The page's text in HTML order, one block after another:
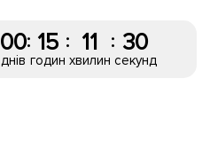
00
днів
: 15
годин
: 11
хвилин
: 30
секунд